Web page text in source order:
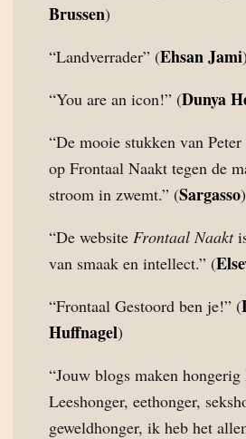
Brussen)
“Landverrader” (Ehsan Jami)
“You are an icon!” (Dunya
“De mooie stukken van
op Frontaal Naakt tegen de
stroom in zwemt.” (Sargasso)
“De website Frontaal Naakt
van smaak en intellect.” (
“Frontaal Gestoord ben je!” (
Huffnagel)
“Jouw blogs maken hongerig
Leeshonger, eethonger,
geweldhonger, ik heb het